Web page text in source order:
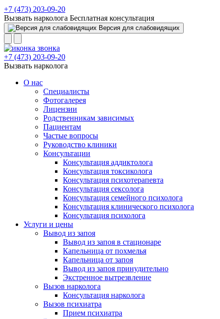
+7 (473) 203-09-20
Вызвать нарколога Бесплатная консультация
Версия для слабовидящих
+7 (473) 203-09-20
Вызвать нарколога
О нас
Специалисты
Фотогалерея
Лицензии
Родственникам зависимых
Пациентам
Частые вопросы
Руководство клиники
Консультации
Консультация аддиктолога
Консультация токсиколога
Консультация психотерапевта
Консультация сексолога
Консультация семейного психолога
Консультация клинического психолога
Консультация психолога
Услуги и цены
Вывод из запоя
Вывод из запоя в стационаре
Капельница от похмелья
Капельница от запоя
Вывод из запоя принудительно
Экстренное вытрезвление
Вызов нарколога
Консультация нарколога
Вызов психиатра
Прием психиатра